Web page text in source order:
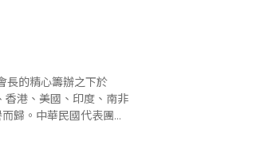
長的精心籌辦之下於
香港、美國、印度、南非
歸。中華民國代表團由